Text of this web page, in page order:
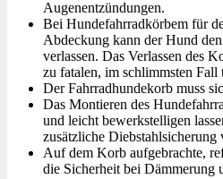
Augenentzündungen.
Bei Hundefahrradkörbem für
Abdeckung kann der Hund
verlassen. Das Verlassen des
zu fatalen, im schlimmsten
Der Fahrradhundekorb muss
Das Montieren des
und leicht bewerkstelligen
zusätzliche Diebstahlsicherung
Auf dem Korb aufgebrachte,
die Sicherheit bei Dämmerung